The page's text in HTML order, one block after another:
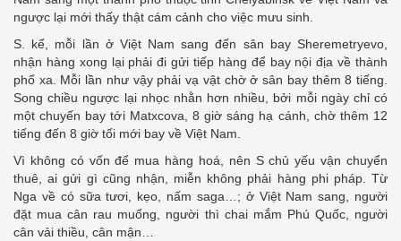
ngược lại mới thấy thật cám cảnh cho việc mưu sinh.
S. kể, mỗi lần ở Việt Nam sang đến sân bay Sheremetryevo,
nhận hàng xong lại phải đi gửi tiếp hàng để bay nội địa về thành
phố xa. Mỗi lần như vậy phải vạ vật chờ ở sân bay thêm 8 tiếng.
Song chiều ngược lại nhọc nhằn hơn nhiều, bởi mỗi ngày chỉ có
một chuyến bay tới Matxcova, 8 giờ sáng hạ cánh, chờ thêm 12
tiếng đến 8 giờ tối mới bay về Việt Nam.
Vì không có vốn để mua hàng hoá, nên S chủ yếu vận chuyển
thuê, ai gửi gì cũng nhận, miễn không phải hàng phi pháp. Từ
Nga về có sữa tươi, kẹo, nấm saga…; ở Việt Nam sang, người
đặt mua cân rau muống, người thì chai mắm Phú Quốc, người
cân vải thiều, cân mận…